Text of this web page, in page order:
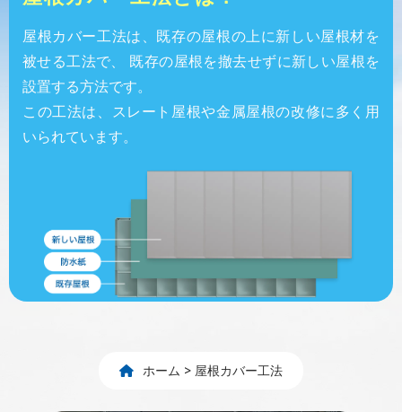
屋根カバー工法は、既存の屋根の上に新しい屋根材を
被せる工法で、 既存の屋根を撤去せずに新しい屋根を
設置する方法です。
この工法は、スレート屋根や金属屋根の改修に多く用
いられています。
ホーム > 屋根カバー工法